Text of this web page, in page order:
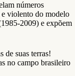
números
violento do modelo
2009) e expõem
de suas terras!
no campo brasileiro